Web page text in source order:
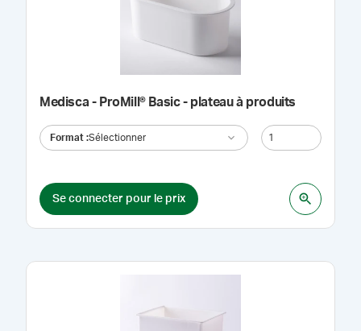
Medisca - ProMill® Basic - plateau à produits
Format :Sélectionner
Se connecter pour le prix